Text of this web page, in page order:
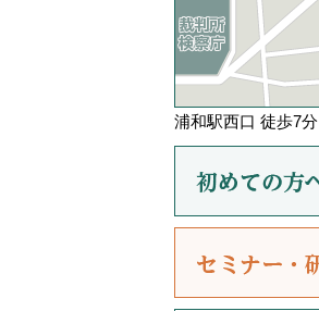
浦和駅西口 徒歩7分